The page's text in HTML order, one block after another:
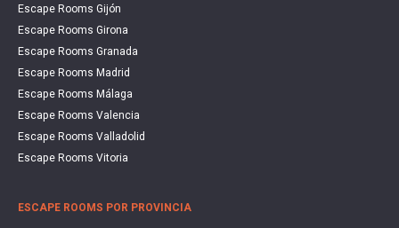
Escape Rooms Gijón
Escape Rooms Girona
Escape Rooms Granada
Escape Rooms Madrid
Escape Rooms Málaga
Escape Rooms Valencia
Escape Rooms Valladolid
Escape Rooms Vitoria
ESCAPE ROOMS POR PROVINCIA